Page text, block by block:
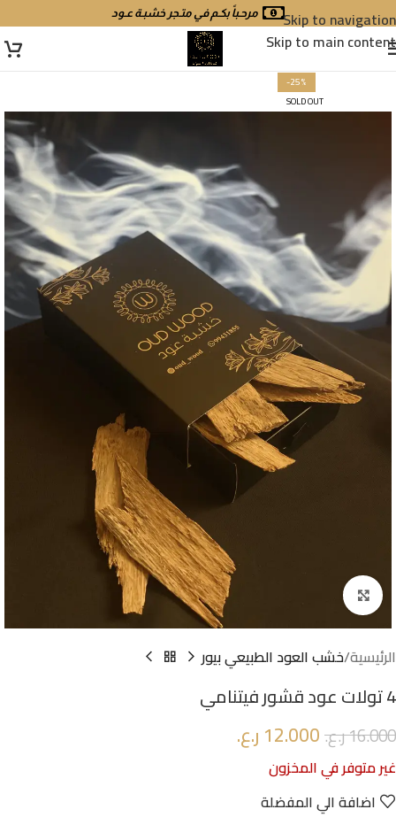
Skip to navigation
Skip to main content
مرحـباً بكـم في متـجر خشبـة عـود
-25%
SOLD OUT
Click to enlarge
الرئيسية خشب العود الطبيعي بيور
4 تولات عود قشور فيتنامي
16.000ر.ع.12.000 ر.ع.
غير متوفر في المخزون
اضافة الي المفضلة